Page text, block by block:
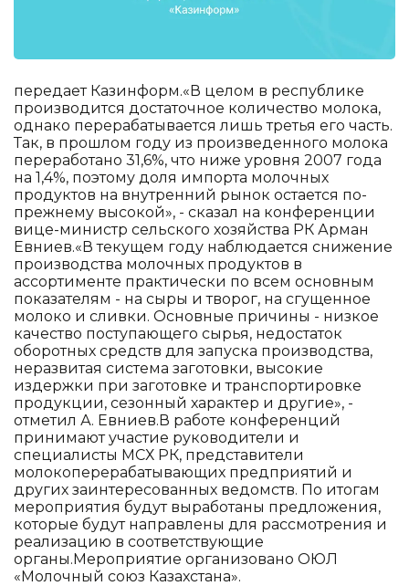
передает Казинформ.«В целом в республике
производится достаточное количество молока,
однако перерабатывается лишь третья его часть.
Так, в прошлом году из произведенного молока
переработано 31,6%, что ниже уровня 2007 года
на 1,4%, поэтому доля импорта молочных
продуктов на внутренний рынок остается по-
прежнему высокой», - сказал на конференции
вице-министр сельского хозяйства РК Арман
Евниев.«В текущем году наблюдается снижение
производства молочных продуктов в
ассортименте практически по всем основным
показателям - на сыры и творог, на сгущенное
молоко и сливки. Основные причины - низкое
качество поступающего сырья, недостаток
оборотных средств для запуска производства,
неразвитая система заготовки, высокие
издержки при заготовке и транспортировке
продукции, сезонный характер и другие», -
отметил А. Евниев.В работе конференций
принимают участие руководители и
специалисты МСХ РК, представители
молокоперерабатывающих предприятий и
других заинтересованных ведомств. По итогам
мероприятия будут выработаны предложения,
которые будут направлены для рассмотрения и
реализацию в соответствующие
органы.Мероприятие организовано ОЮЛ
«Молочный союз Казахстана».